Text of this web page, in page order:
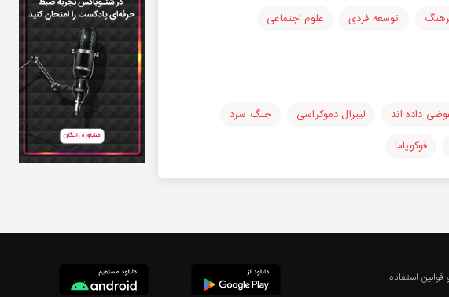
توسعه فردی علوم اجتماعی
داده اند لیبرال دموکراسی
جنگ سرد
فوکویاما
استفاده